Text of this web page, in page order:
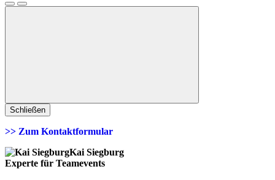
Schließen
>> Zum Kontaktformular
Kai Siegburg
Experte für Teamevents